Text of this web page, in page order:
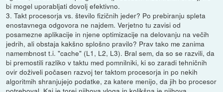
bi mogel uporabljati dovolj efektivno.
3. Takt procesorja vs. število fizičnih jeder? Po prebiranju spleta
enostavnega odgovora ne najdem. Verjetno tu zavisi od
posamezne aplikacije in njene optimizacije na delovanju na večih
jedrih, ali obstaja kakšno splošno pravilo? Prav tako me zanima
namembnost t.i. "cache" (L1, L2, L3). Bral sem, da so se razvili, da
bi premostili razliko v taktu med pomnilniki, ki so zaradi tehničnih
ovir doživeli počasen razvoj ter taktom procesorja in po nekih
algoritmih shranjujejo podatke, za katere menijo, da jih bo procesor